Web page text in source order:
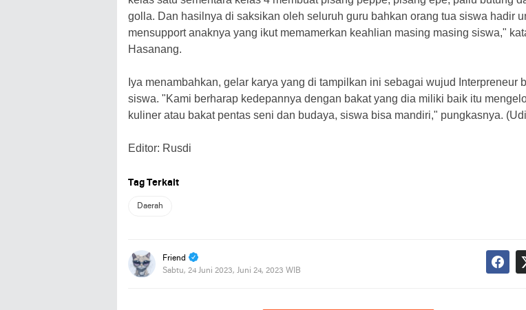
golla. Dan hasilnya di saksikan oleh seluruh guru bahkan orang tua siswa hadir
mensupport anaknya yang ikut memamerkan keahlian masing masing siswa,"
Hasanang.
Iya menambahkan, gelar karya yang di tampilkan ini sebagai wujud Interpreneur
siswa. "Kami berharap kedepannya dengan bakat yang dia miliki baik itu
kuliner atau bakat pentas seni dan budaya, siswa bisa mandiri," pungkasnya.
Editor: Rusdi
Tag Terkait
Daerah
Friend
Sabtu, 24 Juni 2023, Juni 24, 2023 WIB